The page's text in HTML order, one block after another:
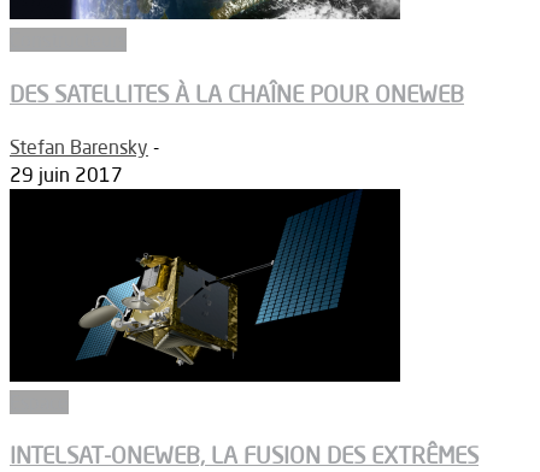
DES SATELLITES À LA CHAÎNE POUR ONEWEB
Stefan Barensky -
29 juin 2017
INTELSAT-ONEWEB, LA FUSION DES EXTRÊMES